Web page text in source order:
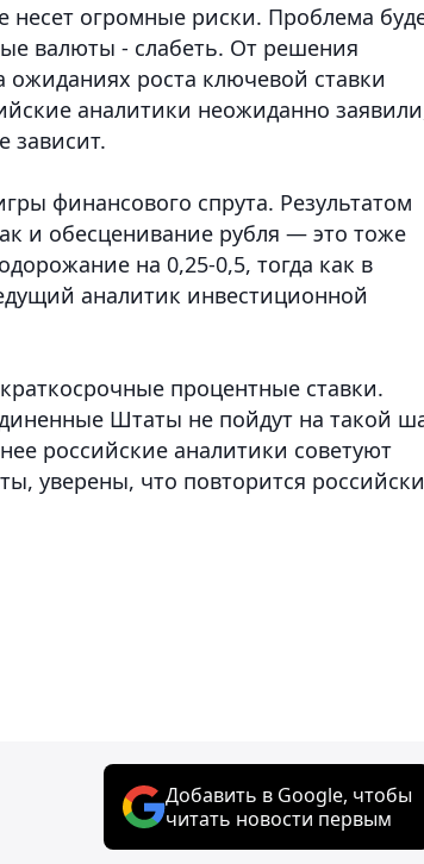
огромные риски. Проблема
валюты - слабеть. От решения
ожиданиях роста ключевой ставки
аналитики неожиданно
зависит.
финансового спрута. Результатом
и обесценивание рубля — это тоже
на 0,25-0,5, тогда как в
аналитик инвестиционной
процентные ставки.
Штаты не пойдут на такой
российские аналитики советуют
уверены, что повторится
Добавить в Google, чтобы
читать новости первым